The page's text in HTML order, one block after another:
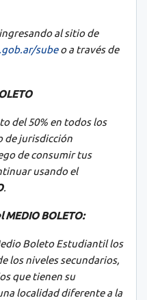
al sitio de
subeoa través de
del 50% en todos los
de jurisdicción
de consumir tus
usando el
.
BOLETO:
Boleto Estudiantil los
los niveles secundarios,
que tienen su
localidad diferente a la